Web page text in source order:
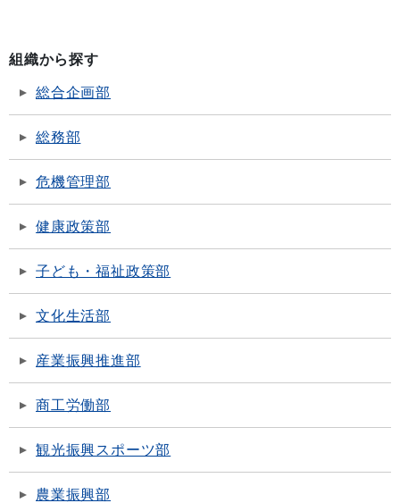
組織から探す
総合企画部
総務部
危機管理部
健康政策部
子ども・福祉政策部
文化生活部
産業振興推進部
商工労働部
観光振興スポーツ部
農業振興部